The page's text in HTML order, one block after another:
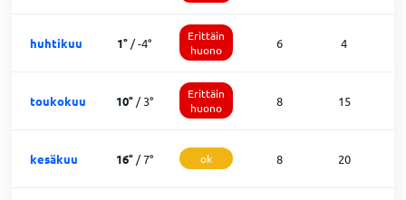
huhtikuu 1° /-4°
Erittäin
huono
6 4
toukokuu 10°/3°
Erittäin
huono
8 15
kesäkuu 16°/7° ok 8 20